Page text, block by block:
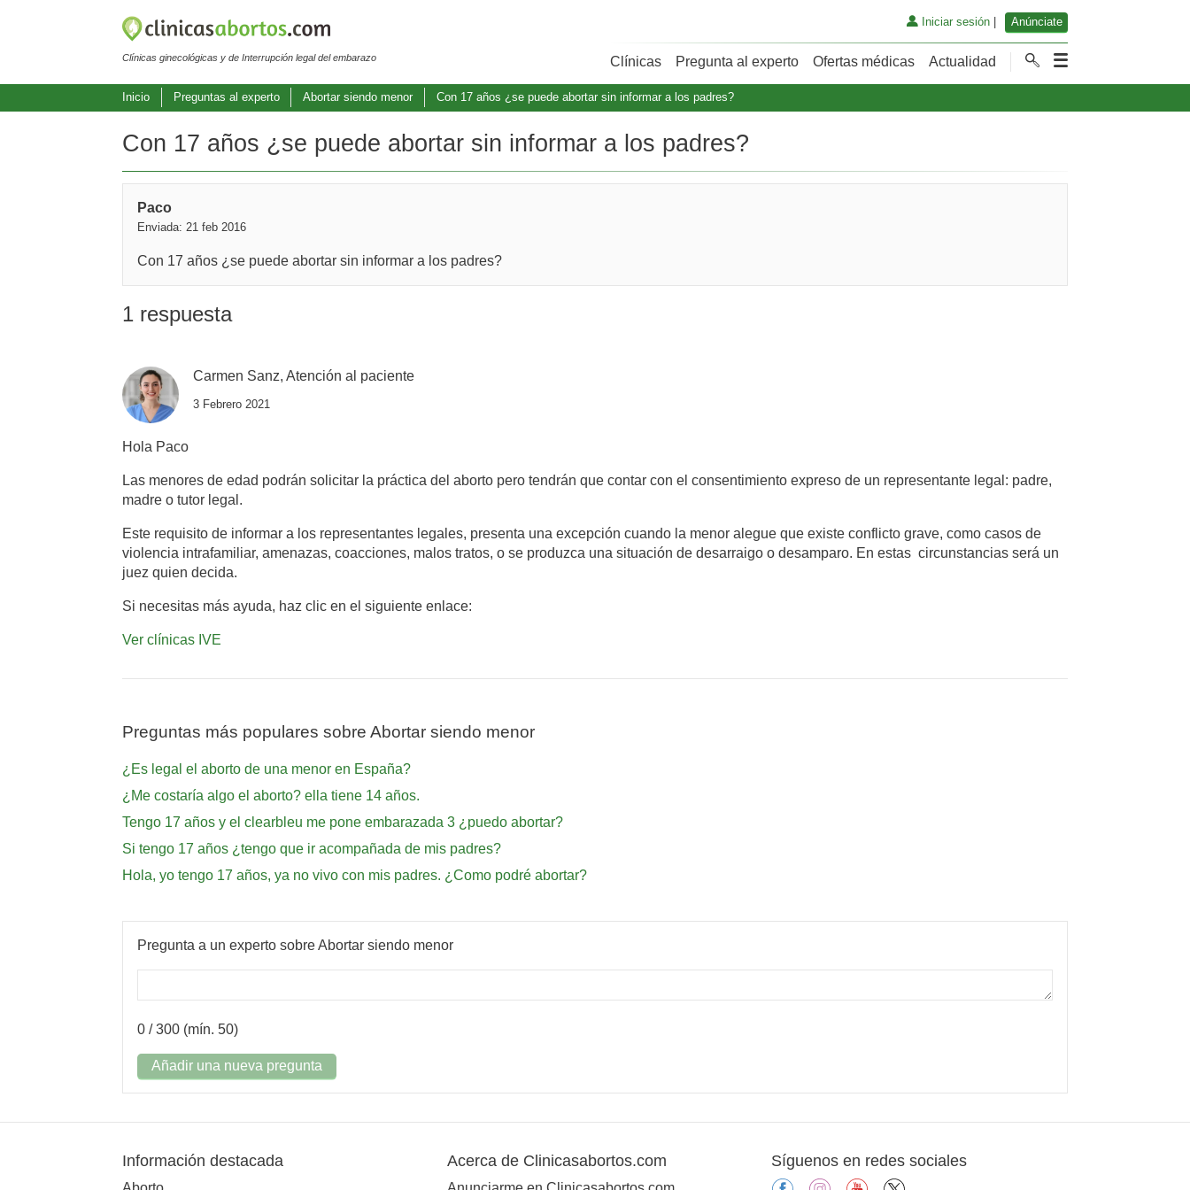
Clínicas ginecológicas y de Interrupción legal del embarazo
Iniciar sesión| Anúnciate
Clínicas Pregunta al experto Ofertas médicas Actualidad
Inicio Preguntas al experto Abortar siendo menor Con 17 años ¿se puede abortar sin informar a los padres?
Con 17 años ¿se puede abortar sin informar a los padres?
Paco
Enviada: 21 feb 2016
Con 17 años ¿se puede abortar sin informar a los padres?
1 respuesta
Carmen Sanz, Atención al paciente
3 Febrero 2021
Hola Paco
Las menores de edad podrán solicitar la práctica del aborto pero tendrán que contar con el consentimiento expreso de un representante legal: padre,
madre o tutor legal.
Este requisito de informar a los representantes legales, presenta una excepción cuando la menor alegue que existe conflicto grave, como casos de
violencia intrafamiliar, amenazas, coacciones, malos tratos, o se produzca una situación de desarraigo o desamparo. En estas circunstancias será un
juez quien decida.
Si necesitas más ayuda, haz clic en el siguiente enlace:
Ver clínicas IVE
Preguntas más populares sobre Abortar siendo menor
¿Es legal el aborto de una menor en España?
¿Me costaría algo el aborto? ella tiene 14 años.
Tengo 17 años y el clearbleu me pone embarazada 3 ¿puedo abortar?
Si tengo 17 años ¿tengo que ir acompañada de mis padres?
Hola, yo tengo 17 años, ya no vivo con mis padres. ¿Como podré abortar?
Pregunta a un experto sobre Abortar siendo menor
0 / 300 (mín. 50)
Añadir una nueva pregunta
Información destacada Acerca de Clinicasabortos.com Síguenos en redes sociales